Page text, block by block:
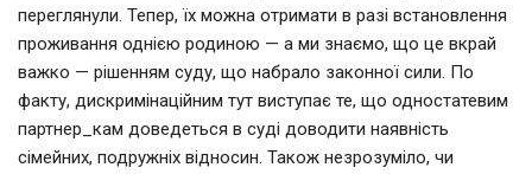
переглянули. Тепер, їх можна отримати в разі встановлення
проживання однією родиною — а ми знаємо, що це вкрай
важко — рішенням суду, що набрало законної сили. По
факту, дискримінаційним тут виступає те, що одностатевим
партнер_кам доведеться в суді доводити наявність
сімейних, подружніх відносин. Також незрозуміло, чи